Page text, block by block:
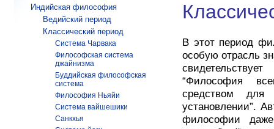
Индийская философия
Ведийский период
Классический период
Система Чарвака
Философская система
джайнизма
Буддийская философская
система
Философия Ньяйи
Система вайшешики
Санкхья
В этот период
особую отрасль
“Философия
средством для
установлении”.
философии даже